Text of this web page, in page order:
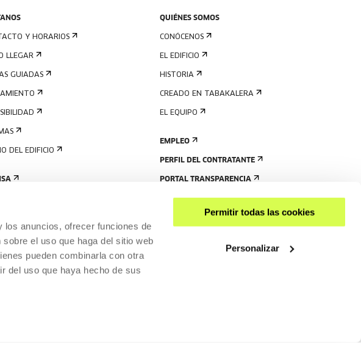
los anuncios, ofrecer funciones de
el uso que haga del sitio web
pueden combinarla con otra
del uso que haya hecho de sus
Permitir todas las cookies
Personalizar
Y HORARIOS
LLEGAR
GUIADAS
DEL EDIFICIO
QUIÉNES SOMOS
CONÓCENOS
EL EDIFICIO
HISTORIA
CREADO EN TABAKALERA
EL EQUIPO
EMPLEO
PERFIL DEL CONTRATANTE
PORTAL TRANSPARENCIA